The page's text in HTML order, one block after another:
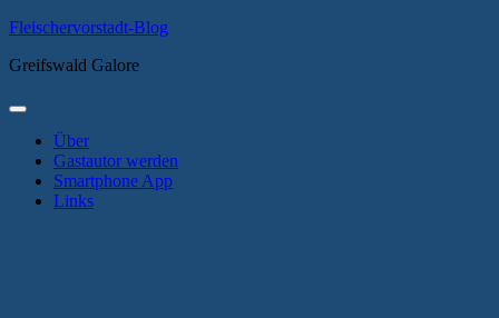
Zum
springen
Fleischervorstadt-Blog
Greifswald Galore
Primäres
Über
Gastautor werden
Smartphone App
Links